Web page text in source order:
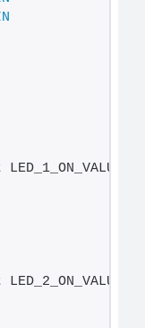
LED_2_ON_VALUE